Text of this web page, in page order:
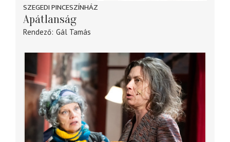
SZEGEDI PINCESZÍNHÁZ
Apátlanság
Rendező Gál Tamás